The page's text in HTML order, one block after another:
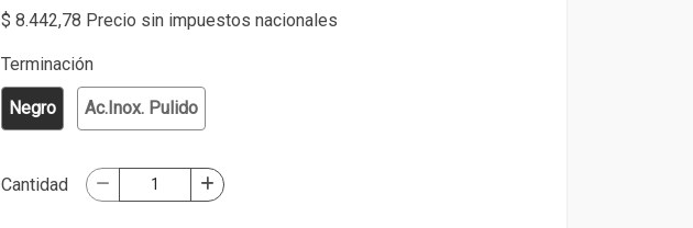
$ 8.442,78 Precio sin impuestos nacionales
Terminación
Negro Ac.Inox. Pulido
Cantidad